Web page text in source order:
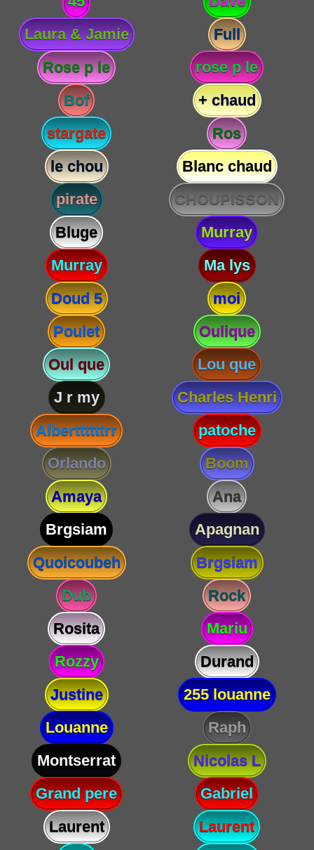
Laura & Jamie
Full
Rose p le
rose p le
Bof
+ chaud
stargate
Ros
le chou
Blanc chaud
pirate
CHOUPISSON
Bluge
Murray
Murray
Ma lys
Doud 5
moi
Poulet
Oulique
Oul que
Lou que
J r my
Charles Henri
Alberttttttrr
patoche
Orlando
Boom
Amaya
Ana
Brgsiam
Apagnan
Quoicoubeh
Brgsiam
Dub
Rock
Rosita
Mariu
Rozzy
Durand
Justine
255 louanne
Louanne
Raph
Montserrat
Nicolas L
Grand pere
Gabriel
Laurent
Laurent